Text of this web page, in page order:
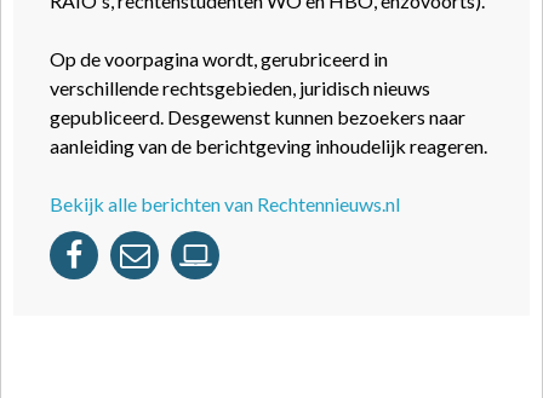
Op de voorpagina wordt, gerubriceerd in
verschillende rechtsgebieden, juridisch nieuws
gepubliceerd. Desgewenst kunnen bezoekers naar
aanleiding van de berichtgeving inhoudelijk reageren.
Bekijk alle berichten van Rechtennieuws.nl